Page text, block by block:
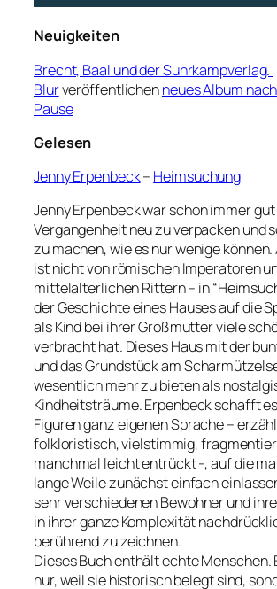
Neuigkeiten
Brecht, Baal und der Suhrkampverlag.
Blurveröffentlichenneues Album
Pause
Gelesen
Jenny Erpenbeck– Heimsuchung
Jenny Erpenbeck war schon immer
Vergangenheit neu zu verpacken und
zu machen, wie es nur wenige können.
ist nicht von römischen Imperatoren
mittelalterlichen Rittern – in
der Geschichte eines Hauses auf die
als Kind bei ihrer Großmutter viele
verbracht hat. Dieses Haus mit der
und das Grundstück am
wesentlich mehr zu bieten als
Kindheitsträume. Erpenbeck schafft
Figuren ganz eigenen Sprache –
folkloristisch, vielstimmig,
manchmal leicht entrückt -, auf die
lange Weile zunächst einfach
sehr verschiedenen Bewohner und
in ihrer ganze Komplexität
berührend zu zeichnen.
Dieses Buch enthält echte Menschen.
nur, weil sie historisch belegt sind,